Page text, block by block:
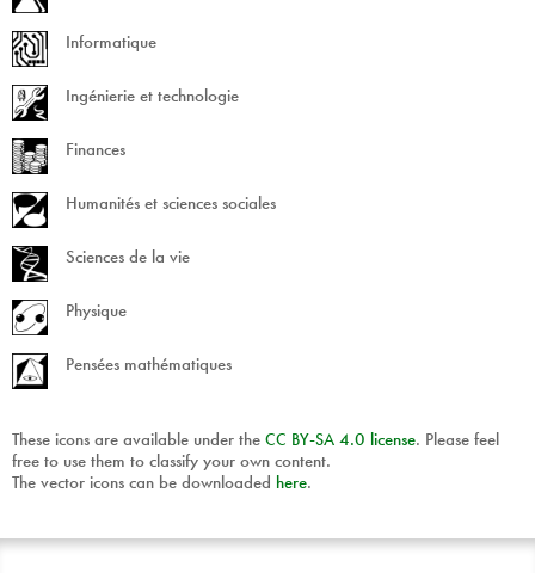
Informatique
Ingénierie et technologie
Finances
Humanités et sciences sociales
Sciences de la vie
Physique
Pensées mathématiques
These icons are available under the CC BY-SA 4.0 license. Please feel
free to use them to classify your own content.
The vector icons can be downloaded here.